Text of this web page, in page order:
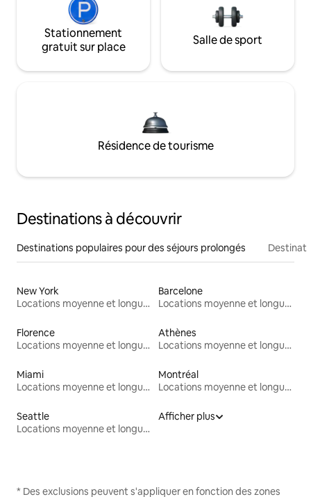
Stationnement
gratuit sur place
Salle de sport
Résidence de tourisme
Destinations à découvrir
Destinations populaires pour des séjours prolongés
New York
Locations moyenne et longue durée
Barcelone
Locations moyenne et longue durée
Florence
Locations moyenne et longue durée
Athènes
Locations moyenne et longue durée
Miami
Locations moyenne et longue durée
Montréal
Locations moyenne et longue durée
Seattle
Locations moyenne et longue durée
Afficher plus
* Des exclusions peuvent s'appliquer en fonction des zones